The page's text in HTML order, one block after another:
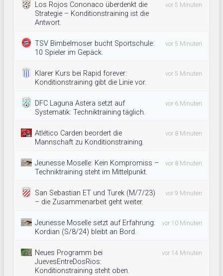
Los Rojos Cononaco überdenkt die
Strategie – Konditionstraining ist die
Antwort.
vor 5 Minuten
TSV Bimbelmoser bucht Sportschule:
10 Spieler im Gepäck.
vor 5 Minuten
Klarer Kurs bei Rapid forever:
Konditionstraining gibt die Linie vor.
vor 5 Minuten
DFC Laguna Astera setzt auf
Systematik: Techniktraining täglich.
vor 6 Minuten
Atlético Carden beordert die
Mannschaft zu Konditionstraining.
vor 8 Minuten
Jeunesse Moselle: Kein Kompromiss –
Techniktraining steht im Mittelpunkt.
vor 8 Minuten
San Sebastian ET und Turek (M/7/23)
– die Zusammenarbeit geht weiter.
vor 9 Minuten
Jeunesse Moselle setzt auf Erfahrung:
Kordian (S/8/24) bleibt an Bord.
vor 10 Minuten
Neues Programm bei
JuevesEntreDosRios:
Konditionstraining steht oben.
vor 14 Minuten